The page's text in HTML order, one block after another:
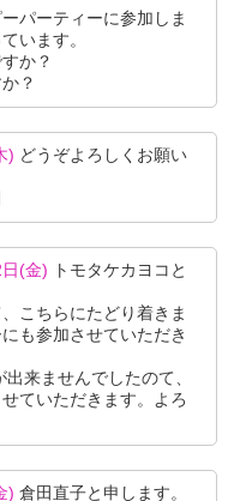
パーティーに参加しま
います。
か？
？
) どうぞよろしくお願い
(金)
トモタケカヨコと
こちらにたどり着きま
も参加させていただき
来ませんでしたのて、
ていただきます。よろ
) 倉田直子と申します。